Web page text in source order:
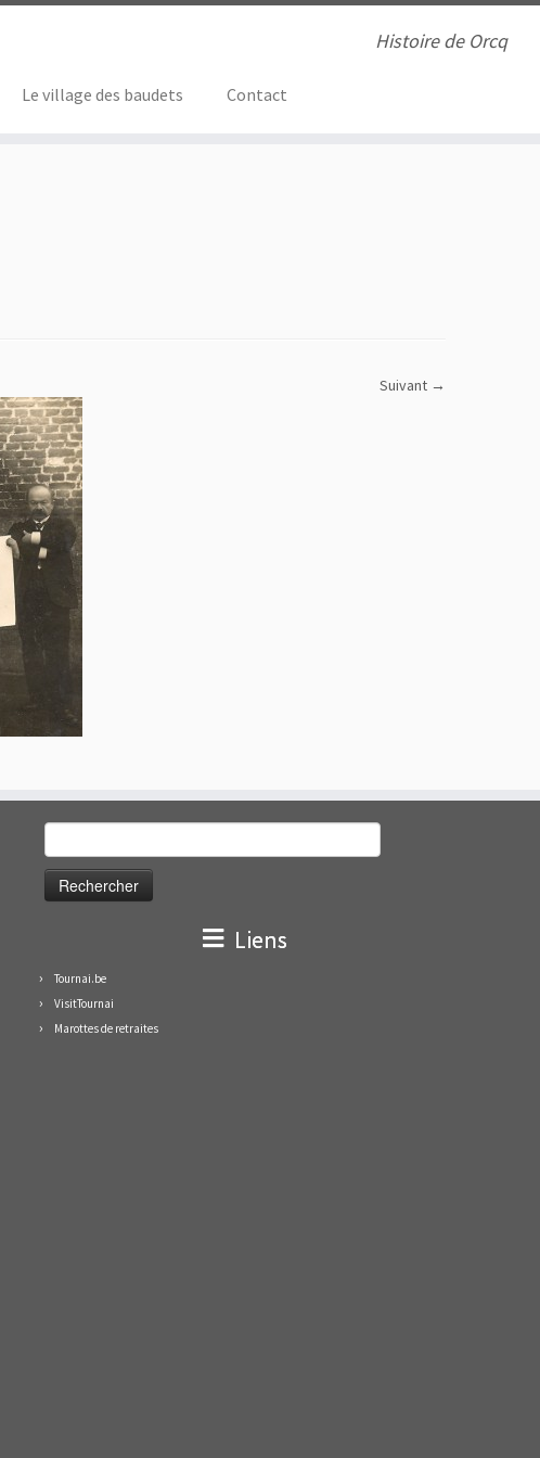
Histoire de Orcq
Le village des baudets Contact
Suivant →
Liens
Tournai.be
VisitTournai
Marottes de retraites